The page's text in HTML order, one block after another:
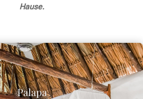
Hause.
Palapa